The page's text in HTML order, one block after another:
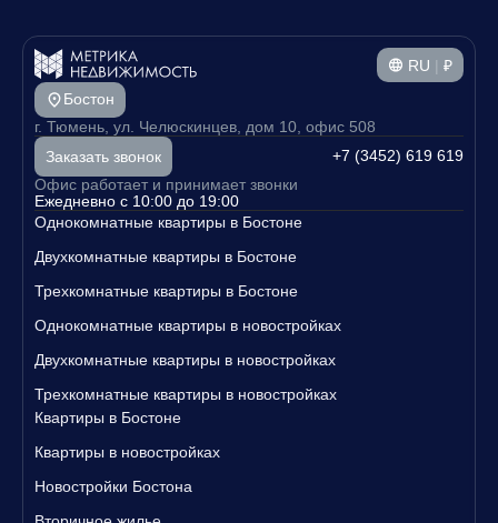
RU | ₽
Бостон
г. Тюмень, ул. Челюскинцев, дом 10, офис 508
Заказать звонок
+7 (3452) 619 619
Офис работает и принимает звонки
Ежедневно с 10:00 до 19:00
Однокомнатные квартиры в Бостоне
Двухкомнатные квартиры в Бостоне
Трехкомнатные квартиры в Бостоне
Однокомнатные квартиры в новостройках
Двухкомнатные квартиры в новостройках
Трехкомнатные квартиры в новостройках
Квартиры в Бостоне
Квартиры в новостройках
Новостройки Бостона